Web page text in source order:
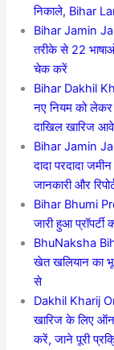
निकाले, Bihar
Bihar Jamin
तरीके से 22
चेक करें
Bihar Dakhil
नए नियम को
दाखिल खारिज
Bihar Jamin
दादा परदादा
जानकारी और
Bihar Bhumi
जारी हुआ
BhuNaksha
खेत खलियान का
से
Dakhil Kharij
खारिज के लिए
करें, जाने पूरी